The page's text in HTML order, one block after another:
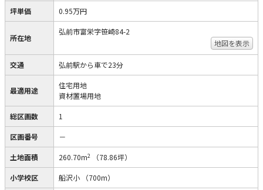
坪単価 0.95万円
所在地
弘前市富栄字笹崎84-2
地図を表示
交通 弘前駅から車で23分
最適用途
住宅用地
資材置場用地
総区画数 1
区画番号 －
土地面積 260.70m2 （78.86坪）
小学校区 船沢小 （700m）